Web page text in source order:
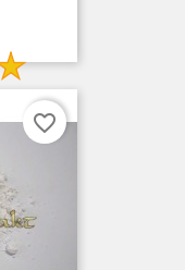
favorite_border